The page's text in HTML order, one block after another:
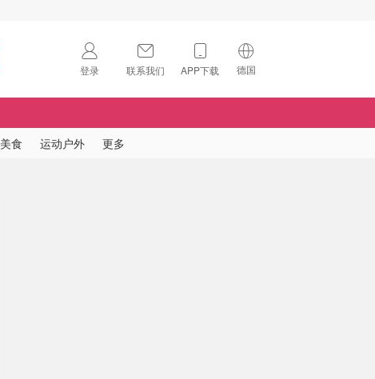
登录 联系我们 APP下载 德国
🇺🇸
美食 运动户外 更多